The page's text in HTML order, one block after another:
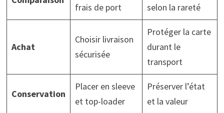
frais de port selon la rareté
Achat
Choisir livraison
sécurisée
Protéger la carte
durant le
transport
Conservation
Placer en sleeve
et top-loader
Préserver l’état
et la valeur